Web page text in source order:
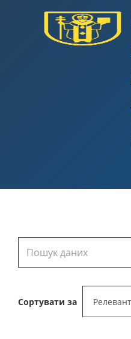
Сортувати за